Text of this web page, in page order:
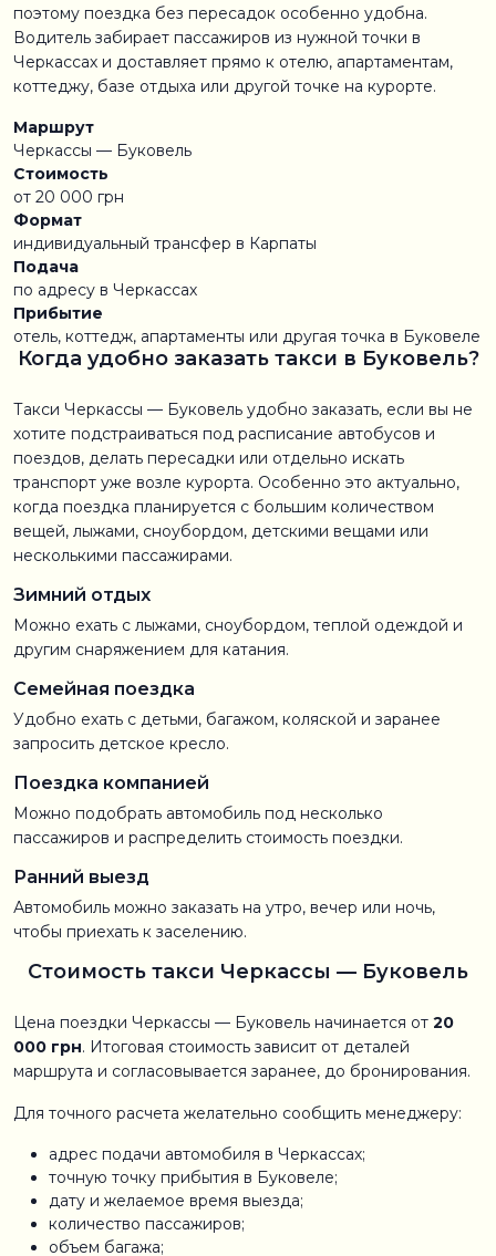
поэтому поездка без пересадок особенно удобна.
Водитель забирает пассажиров из нужной точки в
Черкассах и доставляет прямо к отелю, апартаментам,
коттеджу, базе отдыха или другой точке на курорте.
Маршрут
Черкассы — Буковель
Стоимость
от 20 000 грн
Формат
индивидуальный трансфер в Карпаты
Подача
по адресу в Черкассах
Прибытие
отель, коттедж, апартаменты или другая точка в Буковеле
Когда удобно заказать такси в Буковель?
Такси Черкассы — Буковель удобно заказать, если вы не
хотите подстраиваться под расписание автобусов и
поездов, делать пересадки или отдельно искать
транспорт уже возле курорта. Особенно это актуально,
когда поездка планируется с большим количеством
вещей, лыжами, сноубордом, детскими вещами или
несколькими пассажирами.
Зимний отдых
Можно ехать с лыжами, сноубордом, теплой одеждой и
другим снаряжением для катания.
Семейная поездка
Удобно ехать с детьми, багажом, коляской и заранее
запросить детское кресло.
Поездка компанией
Можно подобрать автомобиль под несколько
пассажиров и распределить стоимость поездки.
Ранний выезд
Автомобиль можно заказать на утро, вечер или ночь,
чтобы приехать к заселению.
Стоимость такси Черкассы — Буковель
Цена поездки Черкассы — Буковель начинается от 20
000 грн. Итоговая стоимость зависит от деталей
маршрута и согласовывается заранее, до бронирования.
Для точного расчета желательно сообщить менеджеру:
адрес подачи автомобиля в Черкассах;
точную точку прибытия в Буковеле;
дату и желаемое время выезда;
количество пассажиров;
объем багажа;